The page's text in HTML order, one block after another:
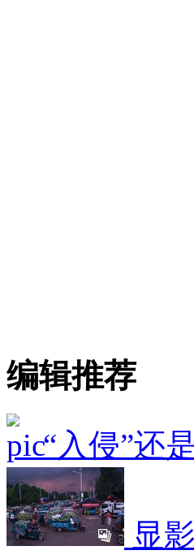
编辑推荐
“入侵”还
显